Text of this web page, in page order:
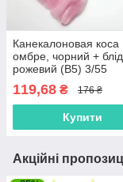
Канекалоновая коса
омбре, чорний +
рожевий (B5) 3/55
119,68 ₴ 176 ₴
Купити
Акційні